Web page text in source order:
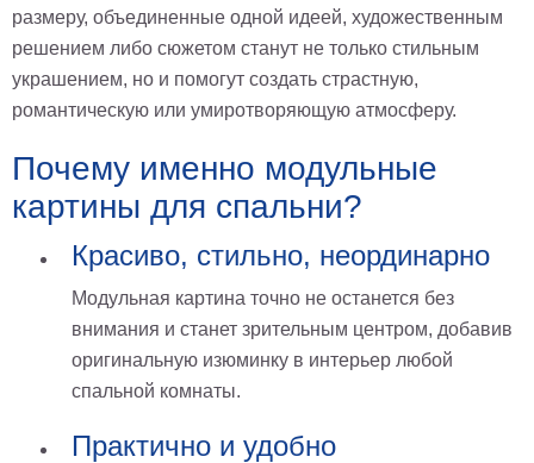
размеру, объединенные одной идеей, художественным
решением либо сюжетом станут не только стильным
украшением, но и помогут создать страстную,
романтическую или умиротворяющую атмосферу.
Почему именно модульные
картины для спальни?
Красиво, стильно, неординарно
Модульная картина точно не останется без
внимания и станет зрительным центром, добавив
оригинальную изюминку в интерьер любой
спальной комнаты.
Практично и удобно